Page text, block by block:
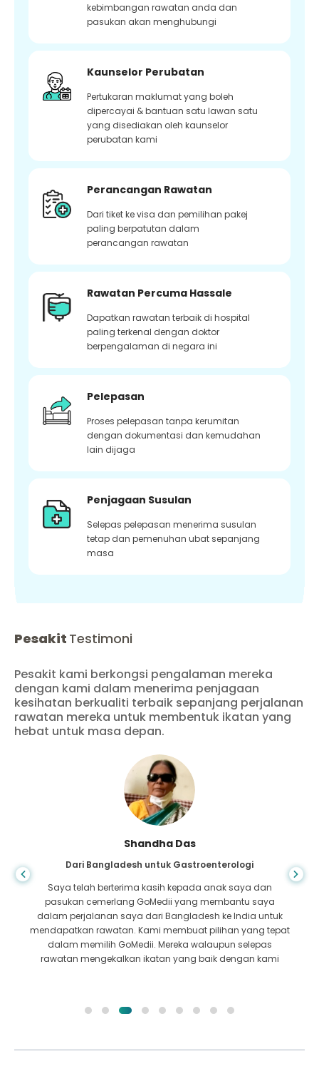
kebimbangan rawatan anda dan
pasukan akan menghubungi
Kaunselor Perubatan
Pertukaran maklumat yang boleh
dipercayai & bantuan satu lawan satu
yang disediakan oleh kaunselor
perubatan kami
Perancangan Rawatan
Dari tiket ke visa dan pemilihan pakej
paling berpatutan dalam
perancangan rawatan
Rawatan Percuma Hassale
Dapatkan rawatan terbaik di hospital
paling terkenal dengan doktor
berpengalaman di negara ini
Pelepasan
Proses pelepasan tanpa kerumitan
dengan dokumentasi dan kemudahan
lain dijaga
Penjagaan Susulan
Selepas pelepasan menerima susulan
tetap dan pemenuhan ubat sepanjang
masa
Pesakit Testimoni
Pesakit kami berkongsi pengalaman mereka
dengan kami dalam menerima penjagaan
kesihatan berkualiti terbaik sepanjang perjalanan
rawatan mereka untuk membentuk ikatan yang
hebat untuk masa depan.
Shandha Das
Dari Bangladesh untuk Gastroenterologi
Saya telah berterima kasih kepada anak saya dan
pasukan cemerlang GoMedii yang membantu saya
dalam perjalanan saya dari Bangladesh ke India untuk
mendapatkan rawatan. Kami membuat pilihan yang tepat
dalam memilih GoMedii. Mereka walaupun selepas
rawatan mengekalkan ikatan yang baik dengan kami